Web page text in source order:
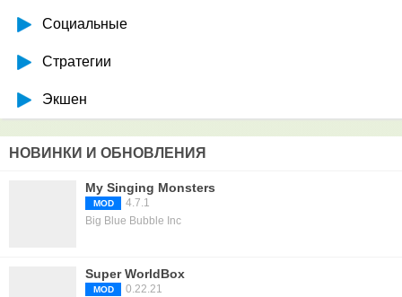
Социальные
Стратегии
Экшен
НОВИНКИ И ОБНОВЛЕНИЯ
My Singing Monsters
MOD
4.7.1
Big Blue Bubble Inc
Super WorldBox
MOD
0.22.21